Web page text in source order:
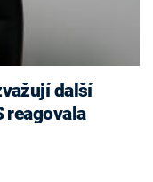
reagovala